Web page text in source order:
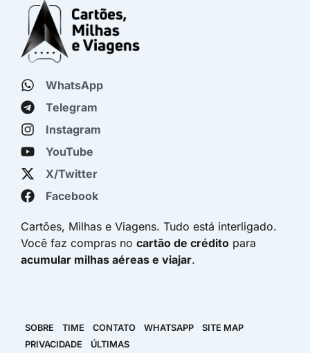
WhatsApp
Telegram
Instagram
YouTube
X/Twitter
Facebook
Cartões, Milhas e Viagens. Tudo está interligado.
Você faz compras no cartão de crédito para
acumular milhas aéreas e viajar.
SOBRE TIME CONTATO WHATSAPP
SITE MAP
PRIVACIDADE
ÚLTIMAS